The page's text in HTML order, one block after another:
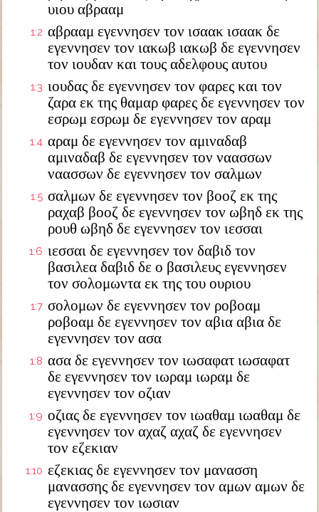
υιου αβρααμ
1:2 αβρααμ εγεννησεν τον ισαακ ισαακ δε
εγεννησεν τον ιακωβ ιακωβ δε εγεννησεν
τον ιουδαν και τους αδελφους αυτου
1:3 ιουδας δε εγεννησεν τον φαρες και τον
ζαρα εκ της θαμαρ φαρες δε εγεννησεν τον
εσρωμ εσρωμ δε εγεννησεν τον αραμ
1:4 αραμ δε εγεννησεν τον αμιναδαβ
αμιναδαβ δε εγεννησεν τον ναασσων
ναασσων δε εγεννησεν τον σαλμων
1:5 σαλμων δε εγεννησεν τον βοοζ εκ της
ραχαβ βοοζ δε εγεννησεν τον ωβηδ εκ της
ρουθ ωβηδ δε εγεννησεν τον ιεσσαι
1:6 ιεσσαι δε εγεννησεν τον δαβιδ τον
βασιλεα δαβιδ δε ο βασιλευς εγεννησεν
τον σολομωντα εκ της του ουριου
1:7 σολομων δε εγεννησεν τον ροβοαμ
ροβοαμ δε εγεννησεν τον αβια αβια δε
εγεννησεν τον ασα
1:8 ασα δε εγεννησεν τον ιωσαφατ ιωσαφατ
δε εγεννησεν τον ιωραμ ιωραμ δε
εγεννησεν τον οζιαν
1:9 οζιας δε εγεννησεν τον ιωαθαμ ιωαθαμ δε
εγεννησεν τον αχαζ αχαζ δε εγεννησεν
τον εζεκιαν
1:10 εζεκιας δε εγεννησεν τον μανασση
μανασσης δε εγεννησεν τον αμων αμων δε
εγεννησεν τον ιωσιαν